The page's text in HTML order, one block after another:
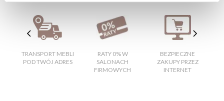
TRANSPORT MEBLI
POD TWÓJ ADRES
RATY 0% W
SALONACH
FIRMOWYCH
BEZPIECZNE
ZAKUPY PRZEZ
INTERNET